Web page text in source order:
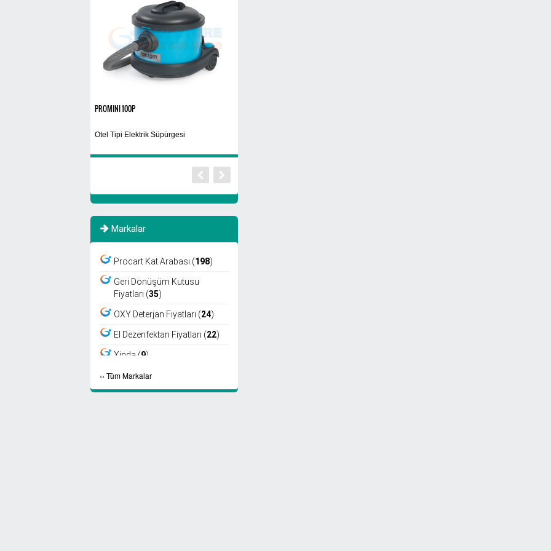
PROMINI 100P
Otel Tipi Elektrik Süpürgesi
Markalar
Procart Kat Arabası (198)
Geri Dönüşüm Kutusu
Fiyatları (35)
OXY Deterjan Fiyatları (24)
El Dezenfektan Fiyatları (22)
Xinda (9)
Viper (8)
Fantom (7)
›› Tüm Markalar